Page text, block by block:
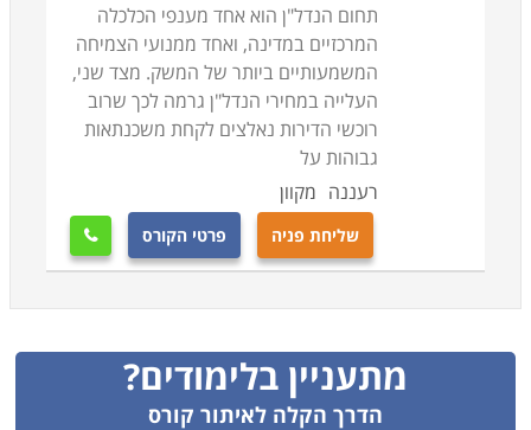
תחום הנדל"ן הוא אחד מענפי הכלכלה
המרכזיים במדינה, ואחד ממנועי הצמיחה
המשמעותיים ביותר של המשק. מצד שני,
העלייה במחירי הנדל"ן גרמה לכך שרוב
רוכשי הדירות נאלצים לקחת משכנתאות
גבוהות על
רעננה מקוון
שליחת פניה פרטי הקורס 
מתעניין בלימודים?
הדרך הקלה לאיתור קורס